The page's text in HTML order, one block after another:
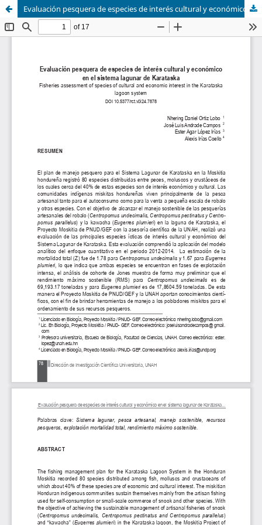
Evaluación pesquera de especies de interés cultural y económico en el sistema lagunar de Karataska